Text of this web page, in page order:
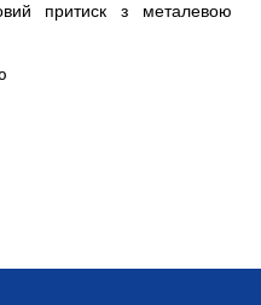
притиск з металевою